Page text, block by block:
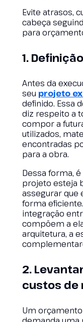
Evite atrasos,
cabeça
para
1.
Antes da
seu projeto
definido. Essa
diz respeito a
compor a
utilizados,
encontradas
para a obra.
Dessa forma,
projeto esteja
assegurar que
forma
integração
compõem a
arquitetura, a
2.
custos de
Um